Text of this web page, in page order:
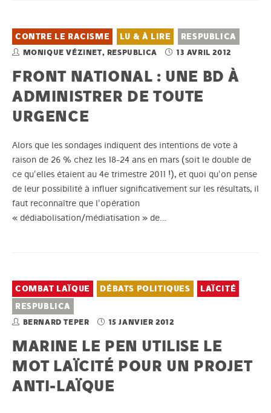
CONTRE LE RACISME LU & À LIRE RESPUBLICA
MONIQUE VÉZINET, RESPUBLICA 13 AVRIL 2012
FRONT NATIONAL : UNE BD À
ADMINISTRER DE TOUTE
URGENCE
Alors que les sondages indiquent des intentions de vote à
raison de 26 % chez les 18-24 ans en mars (soit le double de
ce qu'elles étaient au 4e trimestre 2011 !), et quoi qu'on pense
de leur possibilité à influer significativement sur les résultats, il
faut reconnaître que l'opération
« dédiabolisation/médiatisation » de…
COMBAT LAÏQUE DÉBATS POLITIQUES
LAÏCITÉ
RESPUBLICA
BERNARD TEPER 15 JANVIER 2012
MARINE LE PEN UTILISE LE
MOT LAÏCITÉ POUR UN PROJET
ANTI-LAÏQUE